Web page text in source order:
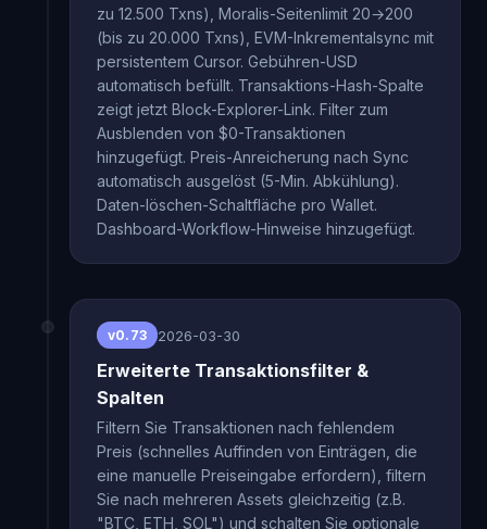
zu 12.500 Txns), Moralis-Seitenlimit 20→200
(bis zu 20.000 Txns), EVM-Inkrementalsync mit
persistentem Cursor. Gebühren-USD
automatisch befüllt. Transaktions-Hash-Spalte
zeigt jetzt Block-Explorer-Link. Filter zum
Ausblenden von $0-Transaktionen
hinzugefügt. Preis-Anreicherung nach Sync
automatisch ausgelöst (5-Min. Abkühlung).
Daten-löschen-Schaltfläche pro Wallet.
Dashboard-Workflow-Hinweise hinzugefügt.
v0.73 2026-03-30
Erweiterte Transaktionsfilter &
Spalten
Filtern Sie Transaktionen nach fehlendem
Preis (schnelles Auffinden von Einträgen, die
eine manuelle Preiseingabe erfordern), filtern
Sie nach mehreren Assets gleichzeitig (z.B.
"BTC, ETH, SOL") und schalten Sie optionale